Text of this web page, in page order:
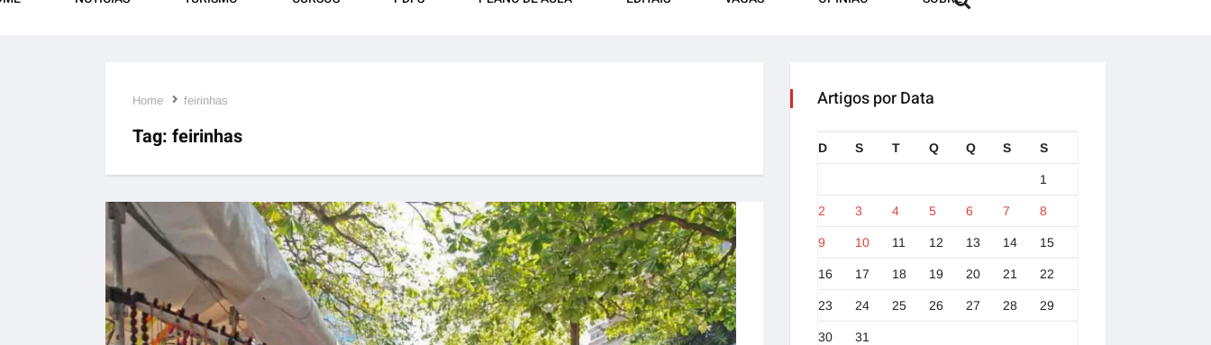
Home feirinhas
Tag: feirinhas
Artigos por Data
D S T Q Q S S
1
2 3 4 5 6 7 8
9 10 11 12 13 14 15
16 17 18 19 20 21 22
23 24 25 26 27 28 29
30 31